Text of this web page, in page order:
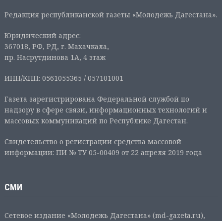
Редакция республиканской газеты «Молодежь Дагестана».
Юридический адрес:
367018, РФ, РД, г. Махачкала,
пр. Насрутдинова 1А, 4 этаж
ИНН/КПП: 0561055365 / 057101001
Газета зарегистрирована Федеральной службой по
надзору в сфере связи, информационных технологий и
массовых коммуникаций по Республике Дагестан.
Свидетельство о регистрации средства массовой
информации: ПИ № ТУ 05-00409 от 22 апреля 2019 года
СМИ
Сетевое издание «Молодежь Дагестана» (md-gazeta.ru),